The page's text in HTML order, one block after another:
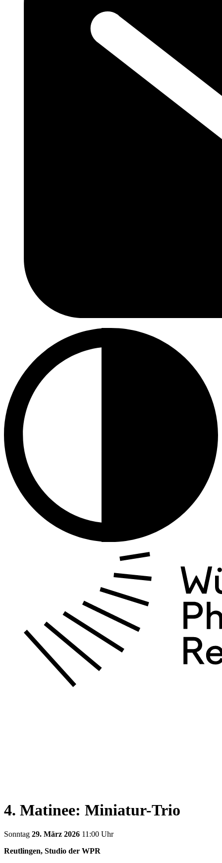
4. Matinee: Miniatur-Trio
Sonntag 29. März 2026 11:00 Uhr
Reutlingen, Studio der WPR